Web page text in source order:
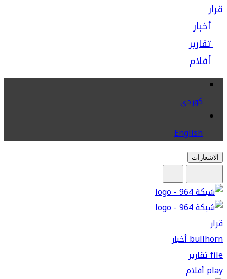
قرار
أخبار
تقارير
أفلام
كوردى
English
الاشعارات
قرار
bullhornأخبار
fileتقارير
playأفلام